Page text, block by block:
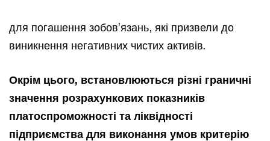
для погашення зобов’язань, які призвели до
виникнення негативних чистих активів.
Окрім цього, встановлюються різні граничні
значення розрахункових показників
платоспроможності та ліквідності
підприємства для виконання умов критерію